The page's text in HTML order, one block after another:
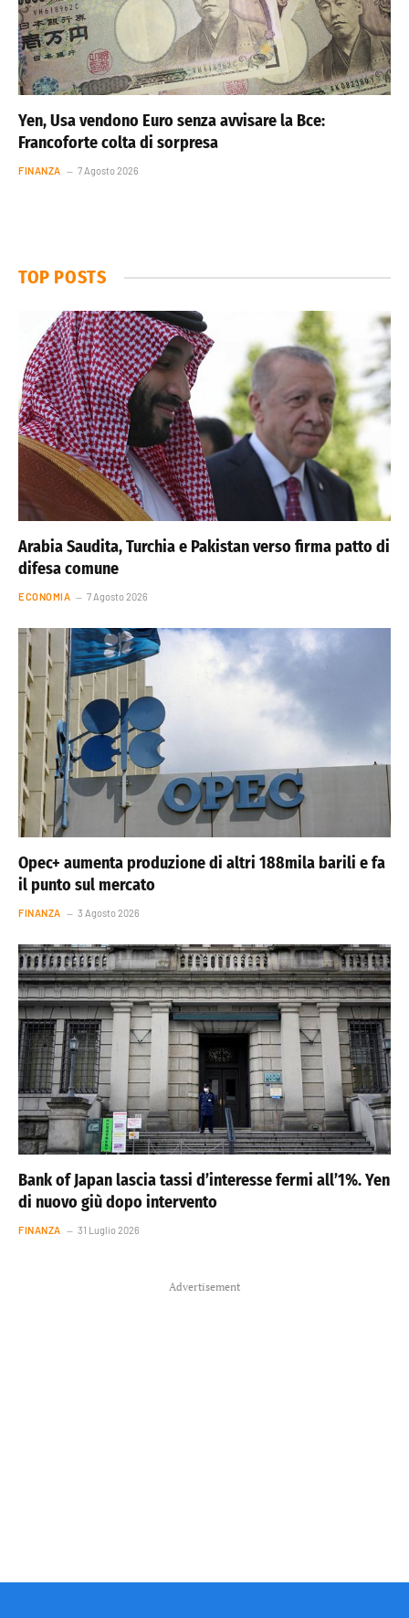
Yen, Usa vendono Euro senza avvisare la Bce:
Francoforte colta di sorpresa
FINANZA 7 Agosto 2026
TOP POSTS
Arabia Saudita, Turchia e Pakistan verso firma patto di
difesa comune
ECONOMIA 7 Agosto 2026
Opec+ aumenta produzione di altri 188mila barili e fa
il punto sul mercato
FINANZA 3 Agosto 2026
Bank of Japan lascia tassi d’interesse fermi all’1%. Yen
di nuovo giù dopo intervento
FINANZA 31 Luglio 2026
Advertisement